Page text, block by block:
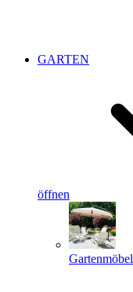
GARTEN
öffnen
Gartenmöbel